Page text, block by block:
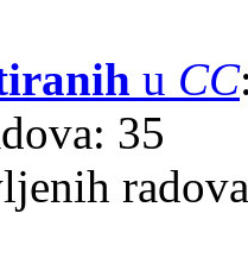
u CC
35